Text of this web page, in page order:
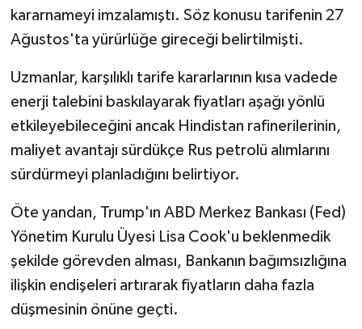
kararnameyi imzalamıştı. Söz konusu tarifenin 27
Ağustos'ta yürürlüğe gireceği belirtilmişti.
Uzmanlar, karşılıklı tarife kararlarının kısa vadede
enerji talebini baskılayarak fiyatları aşağı yönlü
etkileyebileceğini ancak Hindistan rafinerilerinin,
maliyet avantajı sürdükçe Rus petrolü alımlarını
sürdürmeyi planladığını belirtiyor.
Öte yandan, Trump'ın ABD Merkez Bankası (Fed)
Yönetim Kurulu Üyesi Lisa Cook'u beklenmedik
şekilde görevden alması, Bankanın bağımsızlığına
ilişkin endişeleri artırarak fiyatların daha fazla
düşmesinin önüne geçti.